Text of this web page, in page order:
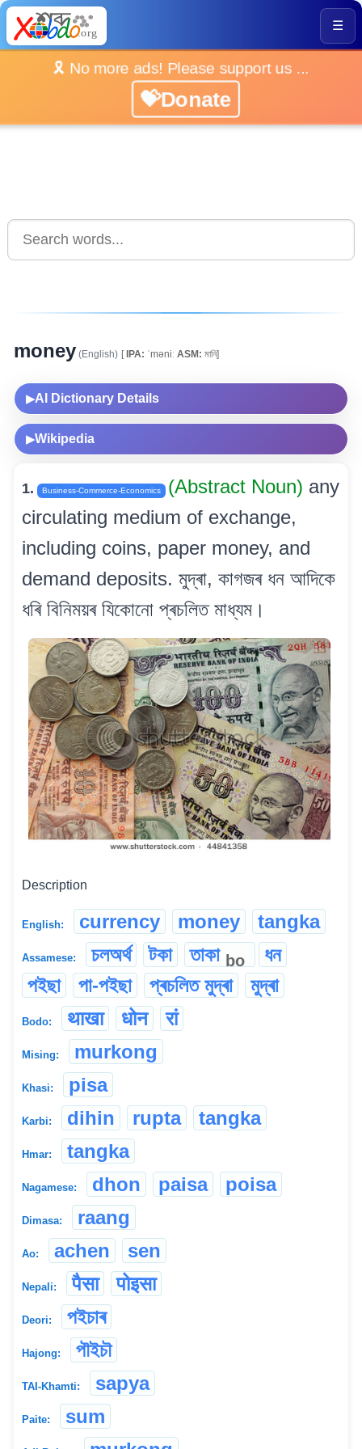
☰
🎗️ No more ads! Please support us ...
💝Donate
money (English) [IPA: ˈməniː ASM: মানি]
▶AI Dictionary Details
▶Wikipedia
1. Business-Commerce-Economics (Abstract Noun) any
circulating medium of exchange,
including coins, paper money, and
demand deposits. মুদ্ৰা, কাগজৰ ধন আদিকে
ধৰি বিনিময়ৰ যিকোনো প্ৰচলিত মাধ্যম।
Description
English: currency money tangka
Assamese: চলঅৰ্থ টকা তাকা bo
ধন
পইছা
পা-পইছা প্ৰচলিত মুদ্ৰা মুদ্ৰা
Bodo: थाखा धोन रां
Mising: murkong
Khasi: pisa
Karbi: dihin rupta tangka
Hmar: tangka
Nagamese: dhon paisa poisa
Dimasa: raang
Ao: achen sen
Nepali: पैसा पोइसा
Deori: পইচাৰ
Hajong: পৗইচৗ
TAI-Khamti: sapya
Paite: sum